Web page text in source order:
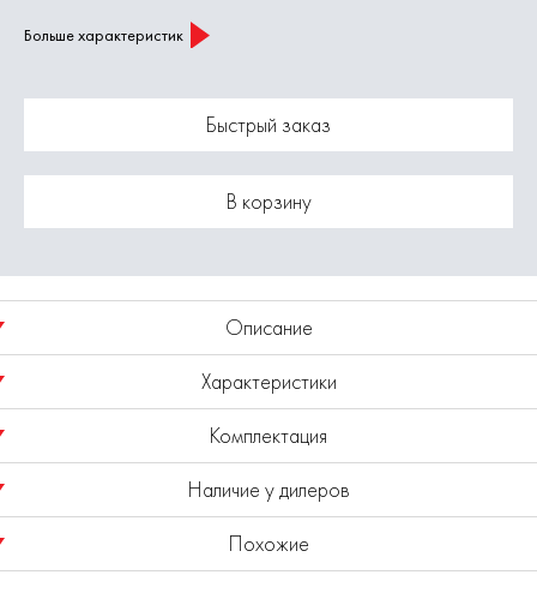
Больше характеристик
Быстрый заказ
В корзину
Описание
Сверло по дереву шнековое с центрирующим острием.
Хвостовик шестигранный.
Характеристики
Модель 1820.047700
Комплектация
Наличие у дилеров
Показано наличие в регионе
Похожие